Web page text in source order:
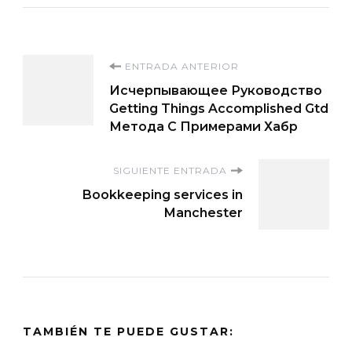
Navegación
ENTRADA ANTERIOR
Исчерпывающее Руководство
Getting Things Accomplished Gtd
Метода С Примерами Хабр
SIGUIENTE ENTRADA
Bookkeeping services in
Manchester
TAMBIÉN TE PUEDE GUSTAR: